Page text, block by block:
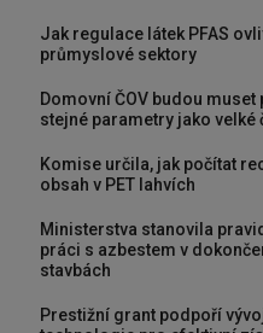
Jak regulace látek PFAS
průmyslové sektory
Domovní ČOV budou muset
stejné parametry jako velké
Komise určila, jak počítat
obsah v PET lahvích
Ministerstva stanovila
práci s azbestem v
stavbách
Prestižní grant podpoří